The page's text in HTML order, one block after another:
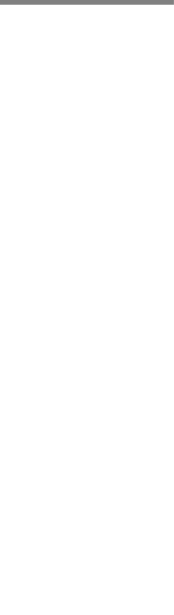
人生に意味を見い